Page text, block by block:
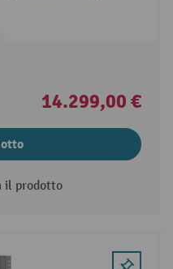
stoccaggio, portata
14.299,00 €
il prodotto